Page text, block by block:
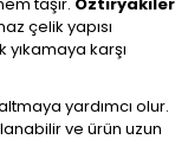
çelik yapısı
karşı
yardımcı olur.
ve ürün uzun